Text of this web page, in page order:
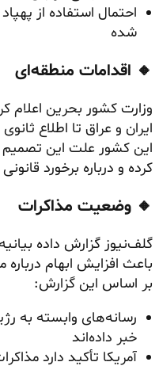
احتمال استفاده از
شده
🔸 اقدامات منطقه‌ای
وزارت کشور بحرین اعلام
ایران و عراق تا اطلاع
این کشور علت این تصمیم
کرده و درباره برخورد
🔸 وضعیت مذاکرات
گلف‌نیوز گزارش داده
باعث افزایش ابهام
بر اساس این گزارش:
رسانه‌های وابسته به
خبر داده‌اند
آمریکا تأکید دارد